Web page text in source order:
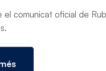
notes-premsa/
lentorn
comunicat oficial de